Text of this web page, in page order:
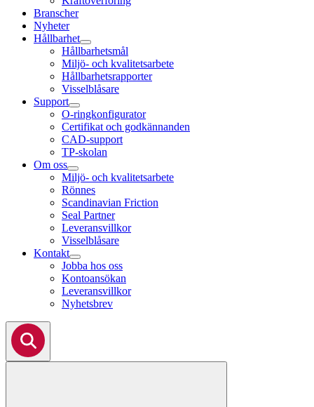
Branscher
Nyheter
Hållbarhet
Hållbarhetsmål
Miljö- och kvalitetsarbete
Hållbarhetsrapporter
Visselblåsare
Support
O-ringkonfigurator
Certifikat och godkännanden
CAD-support
TP-skolan
Om oss
Miljö- och kvalitetsarbete
Rönnes
Scandinavian Friction
Seal Partner
Leveransvillkor
Visselblåsare
Kontakt
Jobba hos oss
Kontoansökan
Leveransvillkor
Nyhetsbrev
Search